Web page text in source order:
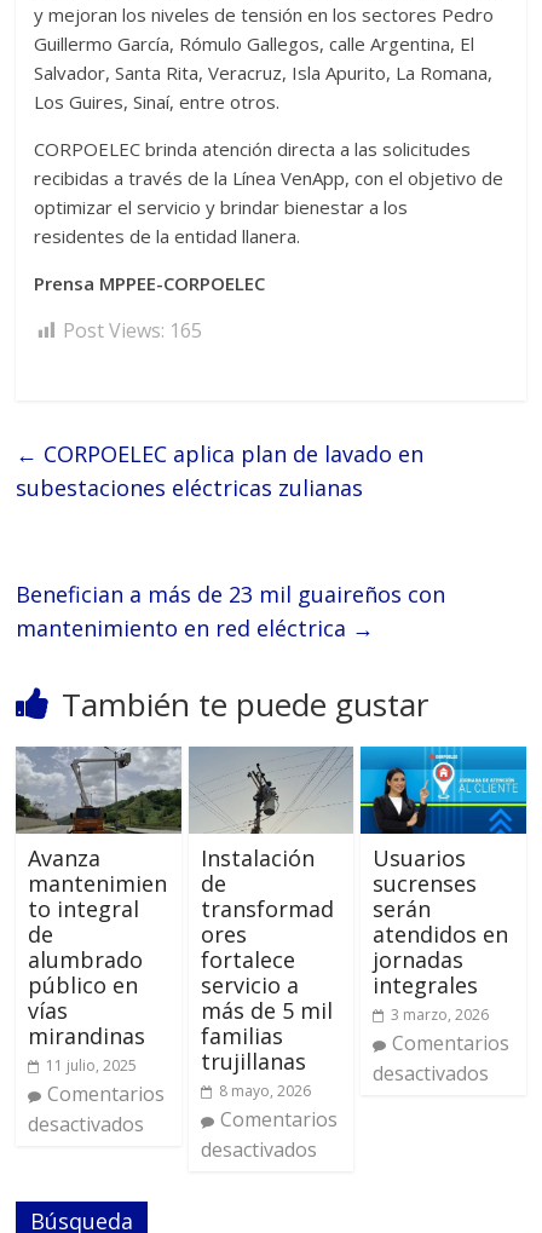
y mejoran los niveles de tensión en los sectores Pedro
Guillermo García, Rómulo Gallegos, calle Argentina, El
Salvador, Santa Rita, Veracruz, Isla Apurito, La Romana,
Los Guires, Sinaí, entre otros.
CORPOELEC brinda atención directa a las solicitudes
recibidas a través de la Línea VenApp, con el objetivo de
optimizar el servicio y brindar bienestar a los
residentes de la entidad llanera.
Prensa MPPEE-CORPOELEC
Post Views: 165
← CORPOELEC aplica plan de lavado en
subestaciones eléctricas zulianas
Benefician a más de 23 mil guaireños con
mantenimiento en red eléctrica →
También te puede gustar
Avanza
mantenimien
to integral
de
alumbrado
público en
vías
mirandinas
11 julio, 2025
Comentarios
desactivados
Instalación
de
transformad
ores
fortalece
servicio a
más de 5 mil
familias
trujillanas
8 mayo, 2026
Comentarios
desactivados
Usuarios
sucrenses
serán
atendidos en
jornadas
integrales
3 marzo, 2026
Comentarios
desactivados
Búsqueda